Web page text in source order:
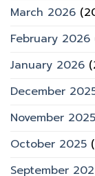
March 2026
February 2026
January 2026
December
November 2025
October 2025
September